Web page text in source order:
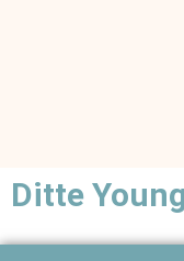
Ditte